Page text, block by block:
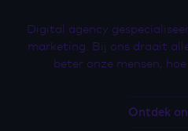
Digital agency
marketing. Bij ons draait
beter onze mensen,
Ontdek